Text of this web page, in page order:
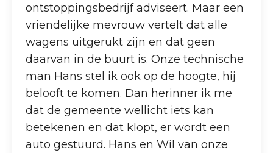
ontstoppingsbedrijf adviseert. Maar een
vriendelijke mevrouw vertelt dat alle
wagens uitgerukt zijn en dat geen
daarvan in de buurt is. Onze technische
man Hans stel ik ook op de hoogte, hij
belooft te komen. Dan herinner ik me
dat de gemeente wellicht iets kan
betekenen en dat klopt, er wordt een
auto gestuurd. Hans en Wil van onze